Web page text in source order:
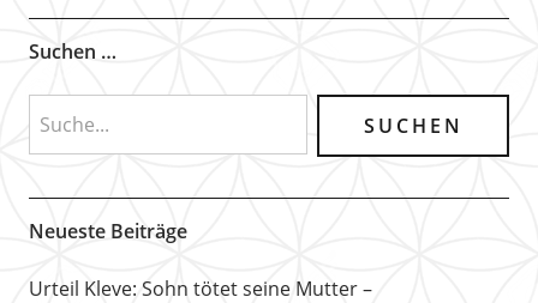
Suchen …
Neueste Beiträge
Urteil Kleve: Sohn tötet seine Mutter –